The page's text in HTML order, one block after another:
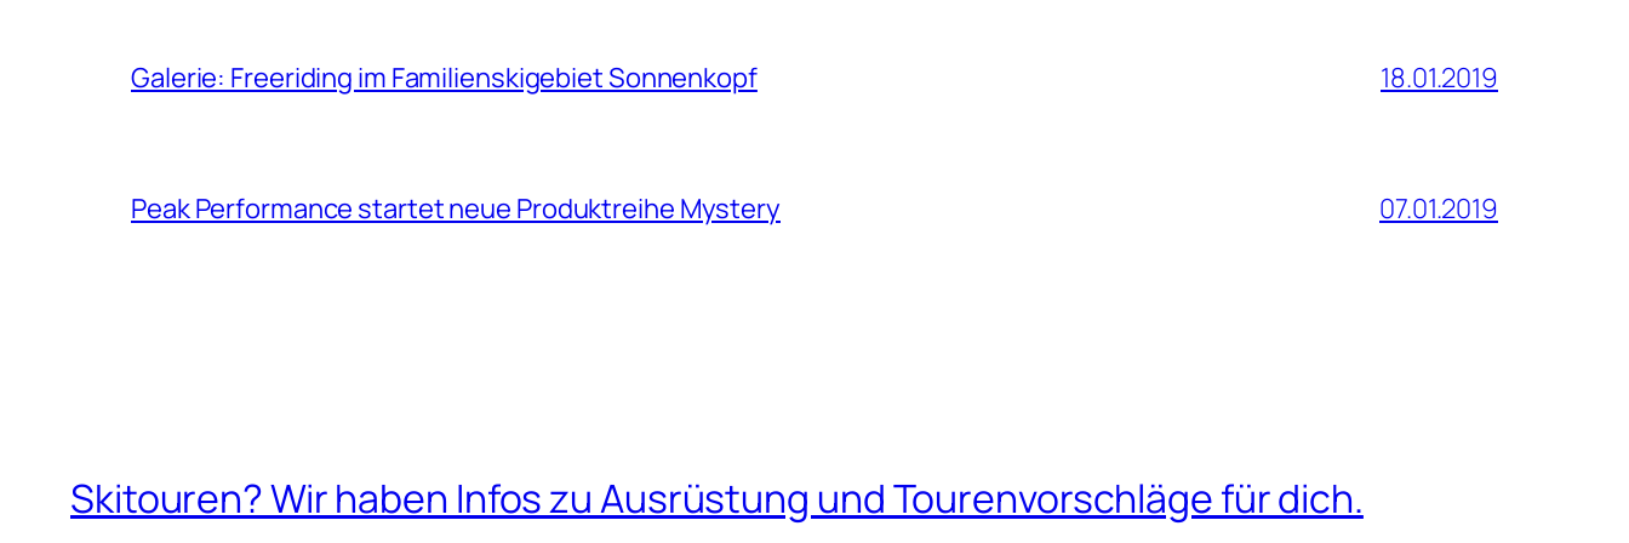
Galerie: Freeriding im Familienskigebiet Sonnenkopf 18.01.2019
Peak Performance startet neue Produktreihe Mystery 07.01.2019
Skitouren? Wir haben Infos zu Ausrüstung und Tourenvorschläge für dich.